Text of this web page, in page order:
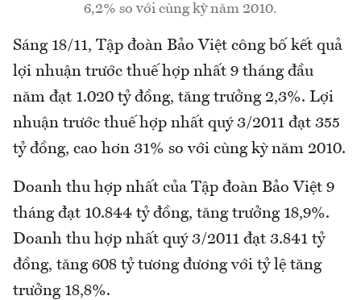
6,2% so với cùng kỳ năm 2010.
Sáng 18/11, Tập đoàn Bảo Việt công bố kết quả
lợi nhuận trước thuế hợp nhất 9 tháng đầu
năm đạt 1.020 tỷ đồng, tăng trưởng 2,3%. Lợi
nhuận trước thuế hợp nhất quý 3/2011 đạt 355
tỷ đồng, cao hơn 31% so với cùng kỳ năm 2010.
Doanh thu hợp nhất của Tập đoàn Bảo Việt 9
tháng đạt 10.844 tỷ đồng, tăng trưởng 18,9%.
Doanh thu hợp nhất quý 3/2011 đạt 3.841 tỷ
đồng, tăng 608 tỷ tương đương với tỷ lệ tăng
trưởng 18,8%.